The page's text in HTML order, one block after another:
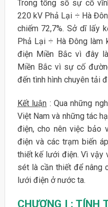
Trong tổng số sự cố
220 kV Phả Lại ÷ Hà
chiếm 72,7%. Sở dĩ lấy
Phả Lại ÷ Hà Đông làm
điện Miền Bắc vì đây
Miền Bắc vì sự cố
đến tình hình chuyên tải
Kết luận : Qua những
Việt Nam và những tác
điện, cho nên việc bảo
điện và các trạm biến
thiết kế lưới điện. Vì vậy
sét là cần thiết để nâng
lưới điện ở nước ta.
CHƯƠNG I : TÍNH